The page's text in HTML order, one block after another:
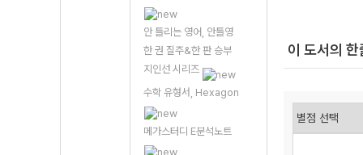
안 틀리는 영어, 안틀영
한 권 질주&한 판 승부
지인선 시리즈
수학 유형서, Hexagon
메가스터디 E분석노트
이 도서의 한